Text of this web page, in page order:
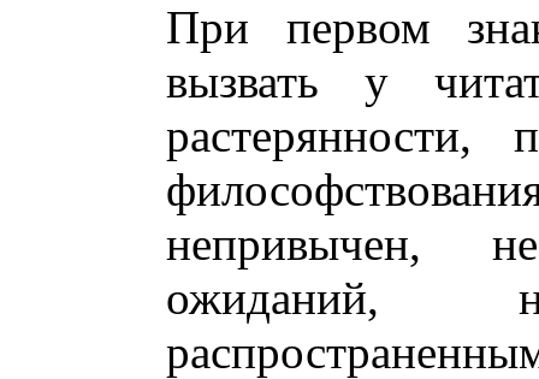
При первом
вызвать у
непривычен,
ожиданий,